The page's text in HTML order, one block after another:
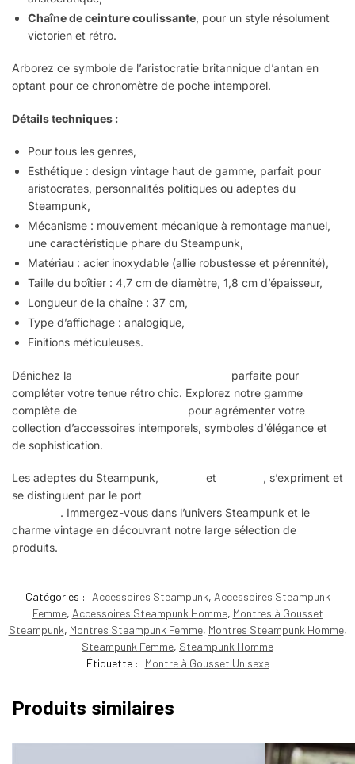
Chaîne de ceinture coulissante, pour un style résolument
victorien et rétro.
Arborez ce symbole de l’aristocratie britannique d’antan en
optant pour ce chronomètre de poche intemporel.
Détails techniques :
Pour tous les genres,
Esthétique : design vintage haut de gamme, parfait pour
aristocrates, personnalités politiques ou adeptes du
Steampunk,
Mécanisme : mouvement mécanique à remontage manuel,
une caractéristique phare du Steampunk,
Matériau : acier inoxydable (allie robustesse et pérennité),
Taille du boîtier : 4,7 cm de diamètre, 1,8 cm d’épaisseur,
Longueur de la chaîne : 37 cm,
Type d’affichage : analogique,
Finitions méticuleuses.
Dénichez la
parfaite pour
compléter votre tenue rétro chic. Explorez notre gamme
complète de
pour agrémenter votre
collection d’accessoires intemporels, symboles d’élégance et
de sophistication.
Les adeptes du Steampunk, et
, s’expriment et
se distinguent par le port
. Immergez-vous dans l’univers Steampunk et le
charme vintage en découvrant notre large sélection de
produits.
Catégories : Accessoires Steampunk, Accessoires Steampunk
Femme, Accessoires Steampunk Homme, Montres à Gousset
Steampunk, Montres Steampunk Femme, Montres Steampunk Homme,
Steampunk Femme, Steampunk Homme
Étiquette :
Montre à Gousset Unisexe
Produits similaires